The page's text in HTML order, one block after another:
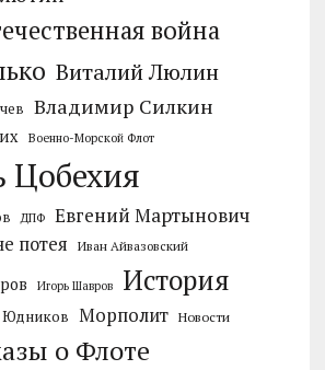
война
Виталий Люлин
Владимир Силкин
Военно-Морской Флот
Цобехия
ДПФ Евгений Мартынович
потея Иван Айвазовский
Игорь Шавров История
Морполит Новости
о Флоте